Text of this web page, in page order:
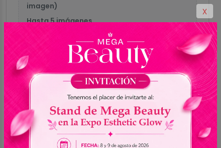
imagen)
Hasta 5 imágenes
Formatos aceptados: GIF, PNG, JPG, JPEG,
WEBP
Enviar reseña
0.0
X